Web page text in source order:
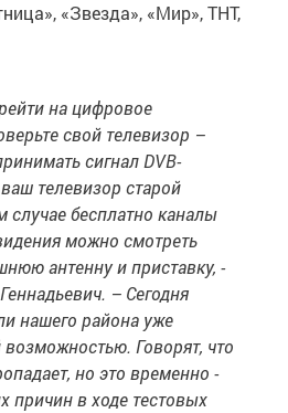
«Звезда», «Мир», ТНТ,
на цифровое
свой телевизор –
сигнал DVB-
телевизор старой
случае бесплатно каналы
можно смотреть
антенну и приставку, -
– Сегодня
нашего района уже
Говорят, что
но это временно -
причин в ходе тестовых